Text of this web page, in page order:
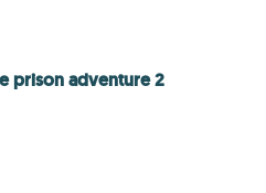
prison adventure 2